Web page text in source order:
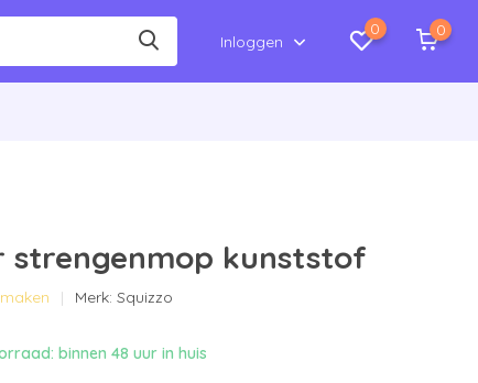
Inloggen
0 0
strengenmop kunststof
Merk:Squizzo
binnen 48 uur in huis